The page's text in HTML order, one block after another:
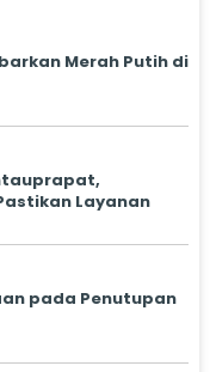
Merah Putih di
Layanan
pada Penutupan